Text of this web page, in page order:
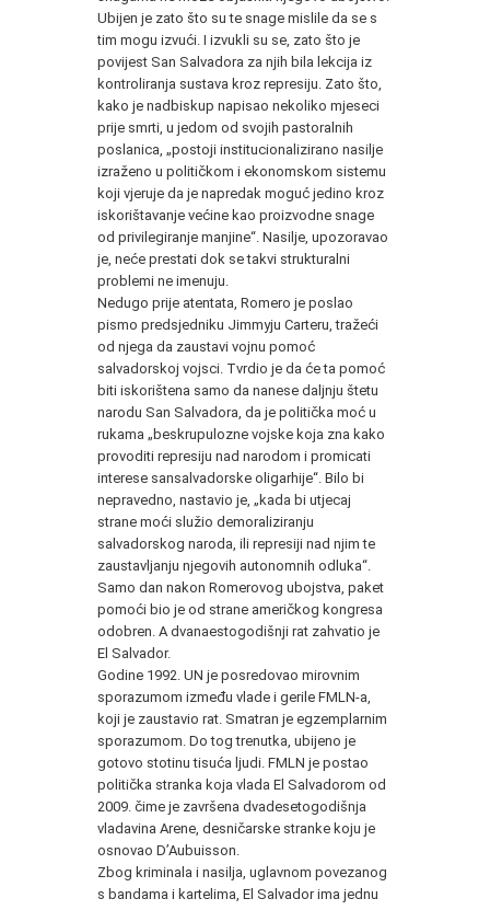
Ubijen je zato što su te snage mislile da se s
tim mogu izvući. I izvukli su se, zato što je
povijest San Salvadora za njih bila lekcija iz
kontroliranja sustava kroz represiju. Zato što,
kako je nadbiskup napisao nekoliko mjeseci
prije smrti, u jedom od svojih pastoralnih
poslanica, „postoji institucionalizirano nasilje
izraženo u političkom i ekonomskom sistemu
koji vjeruje da je napredak moguć jedino kroz
iskorištavanje većine kao proizvodne snage
od privilegiranje manjine“. Nasilje, upozoravao
je, neće prestati dok se takvi strukturalni
problemi ne imenuju.
Nedugo prije atentata, Romero je poslao
pismo predsjedniku Jimmyju Carteru, tražeći
od njega da zaustavi vojnu pomoć
salvadorskoj vojsci. Tvrdio je da će ta pomoć
biti iskorištena samo da nanese daljnju štetu
narodu San Salvadora, da je politička moć u
rukama „beskrupulozne vojske koja zna kako
provoditi represiju nad narodom i promicati
interese sansalvadorske oligarhije“. Bilo bi
nepravedno, nastavio je, „kada bi utjecaj
strane moći služio demoraliziranju
salvadorskog naroda, ili represiji nad njim te
zaustavljanju njegovih autonomnih odluka“.
Samo dan nakon Romerovog ubojstva, paket
pomoći bio je od strane američkog kongresa
odobren. A dvanaestogodišnji rat zahvatio je
El Salvador.
Godine 1992. UN je posredovao mirovnim
sporazumom između vlade i gerile FMLN-a,
koji je zaustavio rat. Smatran je egzemplarnim
sporazumom. Do tog trenutka, ubijeno je
gotovo stotinu tisuća ljudi. FMLN je postao
politička stranka koja vlada El Salvadorom od
2009. čime je završena dvadesetogodišnja
vladavina Arene, desničarske stranke koju je
osnovao D’Aubuisson.
Zbog kriminala i nasilja, uglavnom povezanog
s bandama i kartelima, El Salvador ima jednu